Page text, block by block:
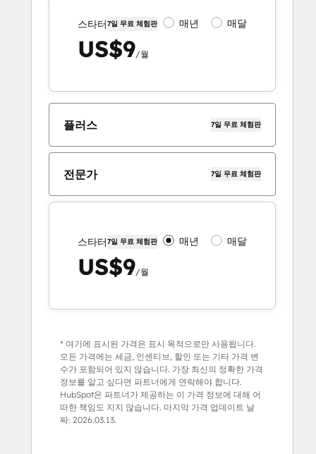
스타터7일 무료 체험판 매년 매달
US$9/월
플러스 7일 무료 체험판
전문가 7일 무료 체험판
스타터7일 무료 체험판 매년 매달
US$9/월
* 여기에 표시된 가격은 표시 목적으로만 사용됩니다.
모든 가격에는 세금, 인센티브, 할인 또는 기타 가격 변
수가 포함되어 있지 않습니다. 가장 최신의 정확한 가격
정보를 알고 싶다면 파트너에게 연락해야 합니다.
HubSpot은 파트너가 제공하는 이 가격 정보에 대해 어
떠한 책임도 지지 않습니다. 마지막 가격 업데이트 날
짜: 2026.03.13.